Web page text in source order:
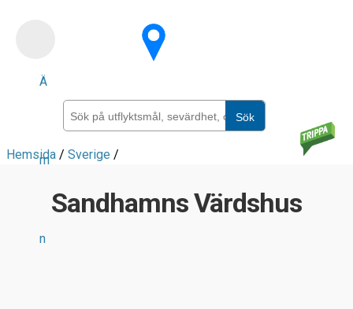
Ä
m
n
Sök
Hemsida / Sverige /
Sandhamns Värdshus